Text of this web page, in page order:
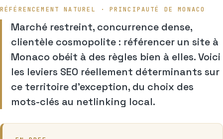
RÉFÉRENCEMENT NATUREL · PRINCIPAUTÉ DE MONACO
Marché restreint, concurrence dense,
clientèle cosmopolite : référencer un site à
Monaco obéit à des règles bien à elles. Voici
les leviers SEO réellement déterminants sur
ce territoire d’exception, du choix des
mots-clés au netlinking local.